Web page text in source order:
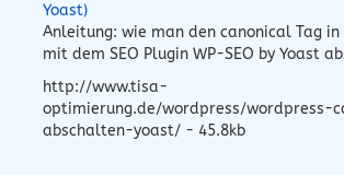
Yoast)
Anleitung: wie man den canonical Tag in
mit dem SEO Plugin WP-SEO by Yoast
http://www.tisa-
optimierung.de/wordpress/wordpress-
abschalten-yoast/ - 45.8kb